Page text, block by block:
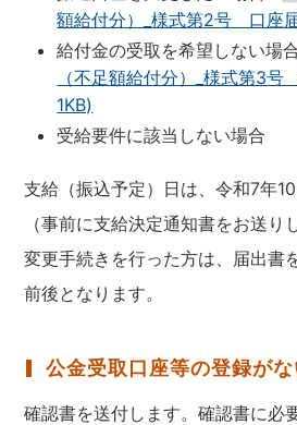
額給付分）_様式第2号 口座
給付金の受取を希望しない場
（不足額給付分）_様式第3
1KB)
受給要件に該当しない場合
支給（振込予定）日は、令和7年
（事前に支給決定通知書をお送り
変更手続きを行った方は、届出書
前後となります。
公金受取口座等の登録が
確認書を送付します。確認書に必